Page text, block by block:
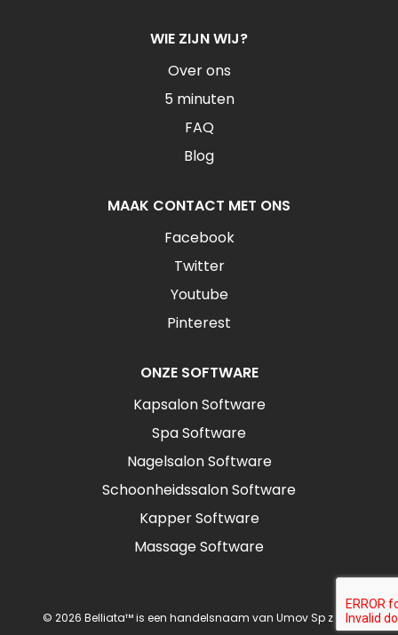
WIE ZIJN WIJ?
Over ons
5 minuten
FAQ
Blog
MAAK CONTACT MET ONS
Facebook
Twitter
Youtube
Pinterest
ONZE SOFTWARE
Kapsalon Software
Spa Software
Nagelsalon Software
Schoonheidssalon Software
Kapper Software
Massage Software
© 2026 Belliata™ is een handelsnaam van Umov Sp z o.o.